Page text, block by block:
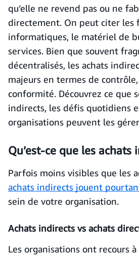
qu’elle ne revend pas ou ne
directement. On peut citer les
informatiques, le matériel de
services. Bien que souvent
décentralisés, les achats
majeurs en termes de
conformité. Découvrez ce que
indirects, les défis quotidiens
organisations peuvent les
Qu’est-ce que les achats
Parfois moins visibles que les
achats indirects jouent
sein de votre organisation.
Achats indirects vs achats
Les organisations ont recours